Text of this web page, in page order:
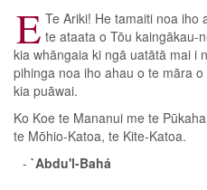
E Te Ariki! He tamaiti noa iho
te ataata o Tōu kaingākau-
kia whāngaia ki ngā uatātā mai i
pihinga noa iho ahau o te māra
kia puāwai.
Ko Koe te Mananui me te
te Mōhio-Katoa, te Kite-Katoa.
- `Abdu'l-Bahá